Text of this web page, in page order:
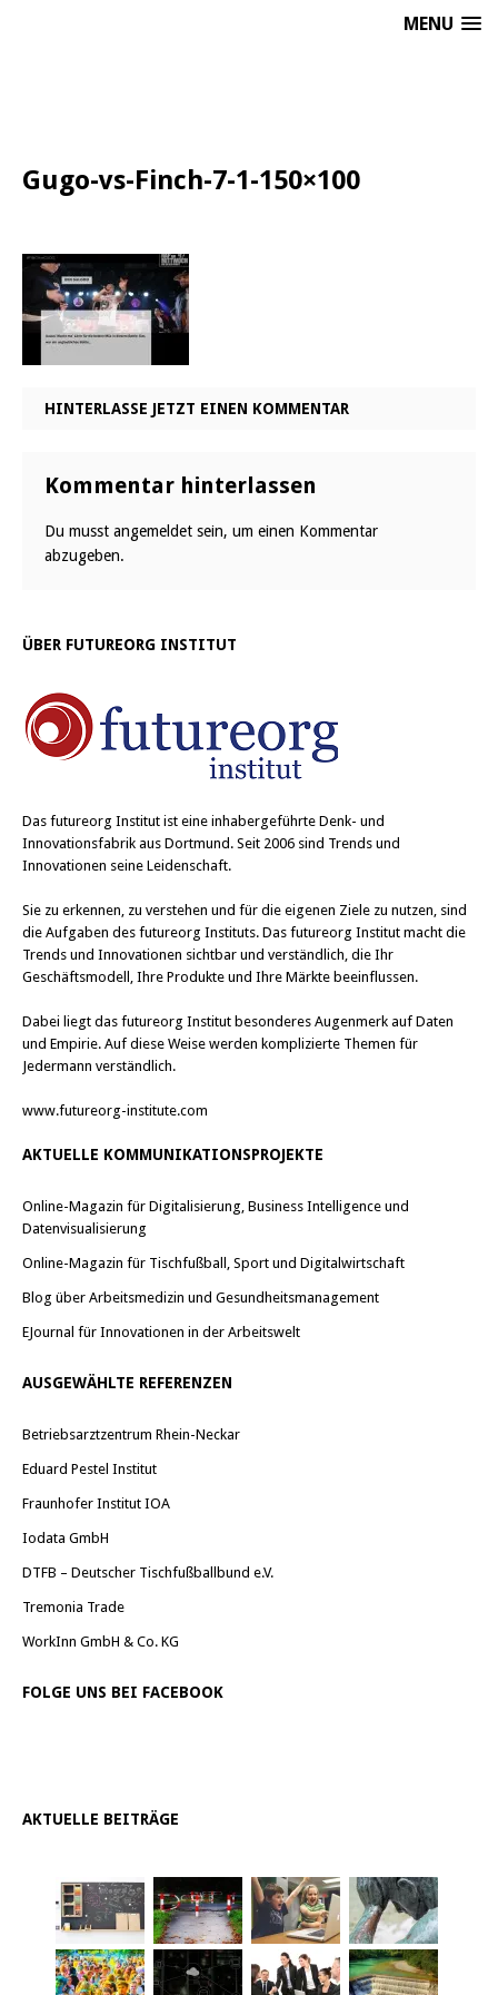
MENU
Gugo-vs-Finch-7-1-150×100
HINTERLASSE JETZT EINEN KOMMENTAR
Kommentar hinterlassen
Du musst angemeldet sein, um einen Kommentar
abzugeben.
ÜBER FUTUREORG INSTITUT
Das futureorg Institut ist eine inhabergeführte Denk- und
Innovationsfabrik aus Dortmund. Seit 2006 sind Trends und
Innovationen seine Leidenschaft.
Sie zu erkennen, zu verstehen und für die eigenen Ziele zu nutzen, sind
die Aufgaben des futureorg Instituts. Das futureorg Institut macht die
Trends und Innovationen sichtbar und verständlich, die Ihr
Geschäftsmodell, Ihre Produkte und Ihre Märkte beeinflussen.
Dabei liegt das futureorg Institut besonderes Augenmerk auf Daten
und Empirie. Auf diese Weise werden komplizierte Themen für
Jedermann verständlich.
www.futureorg-institute.com
AKTUELLE KOMMUNIKATIONSPROJEKTE
Online-Magazin für Digitalisierung, Business Intelligence und
Datenvisualisierung
Online-Magazin für Tischfußball, Sport und Digitalwirtschaft
Blog über Arbeitsmedizin und Gesundheitsmanagement
EJournal für Innovationen in der Arbeitswelt
AUSGEWÄHLTE REFERENZEN
Betriebsarztzentrum Rhein-Neckar
Eduard Pestel Institut
Fraunhofer Institut IOA
Iodata GmbH
DTFB – Deutscher Tischfußballbund e.V.
Tremonia Trade
WorkInn GmbH & Co. KG
FOLGE UNS BEI FACEBOOK
AKTUELLE BEITRÄGE